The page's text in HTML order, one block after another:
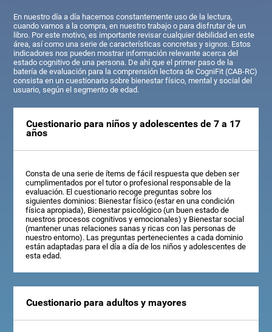
En nuestro día a día hacemos constantemente uso de la lectura,
cuando vamos a la compra, en nuestro trabajo o para disfrutar de un
libro. Por este motivo, es importante revisar cualquier debilidad en este
área, así como una serie de características concretas y signos. Estos
indicadores nos pueden mostrar información relevante acerca del
estado cognitivo de una persona. De ahí que el primer paso de la
batería de evaluación para la comprensión lectora de CogniFit (CAB-RC)
consista en un cuestionario sobre bienestar físico, mental y social del
usuario, según el segmento de edad.
Cuestionario para niños y adolescentes de 7 a 17
años
Consta de una serie de ítems de fácil respuesta que deben ser
cumplimentados por el tutor o profesional responsable de la
evaluación. El cuestionario recoge preguntas sobre los
siguientes dominios: Bienestar físico (estar en una condición
física apropiada), Bienestar psicológico (un buen estado de
nuestros procesos cognitivos y emocionales) y Bienestar social
(mantener unas relaciones sanas y ricas con las personas de
nuestro entorno). Las preguntas pertenecientes a cada dominio
están adaptadas para el día a día de los niños y adolescentes de
esta edad.
Cuestionario para adultos y mayores